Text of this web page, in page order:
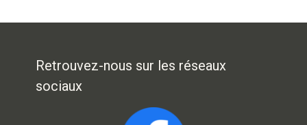
Retrouvez-nous sur les réseaux
sociaux